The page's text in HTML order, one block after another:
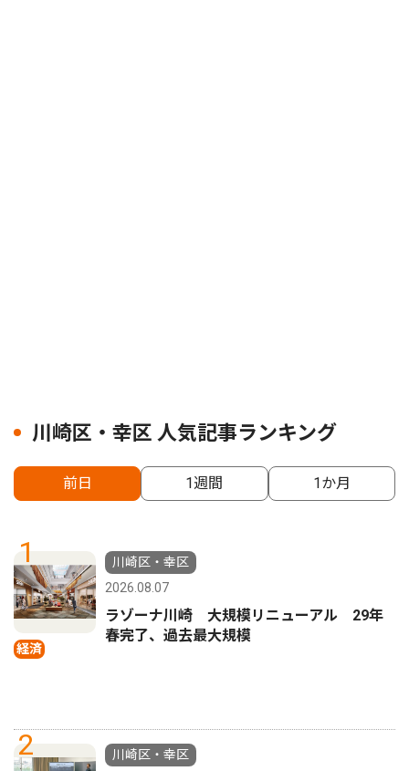
川崎区・幸区 人気記事ランキング
前日 1週間 1か月
1
経済
川崎区・幸区
2026.08.07
ラゾーナ川崎 大規模リニューアル 29年
春完了、過去最大規模
2
川崎区・幸区